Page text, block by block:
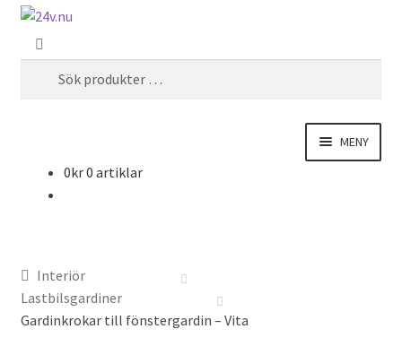
till
navigering
till
innehåll
MENY
Interiör
Exteriör
0kr0 artiklar
Interiör
Lastbilsgardiner
Gardinkrokar till fönstergardin – Vita